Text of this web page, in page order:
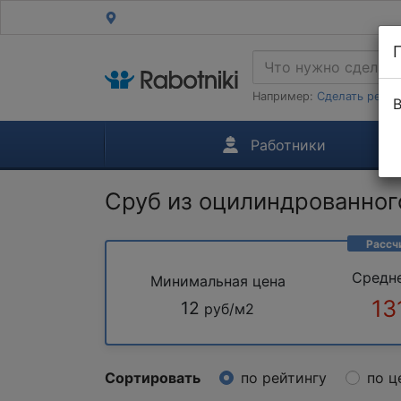
Например: Сделать
Работники
Сруб из
Минимальная цена
12 руб/м2
Сортировать по рейтингу по